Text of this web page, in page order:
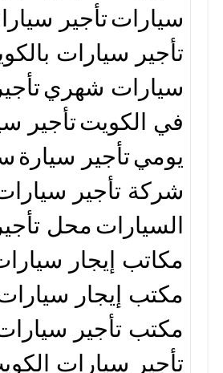
سياراتتأجير
تأجير سيارات
سيارات شهري
في الكويتتأجير
يوميتأجير سيارة
شركة تأجير
السياراتمحل
مكاتب إيجار
مكتب إيجار
مكتب تأجير
تأجير سيارات